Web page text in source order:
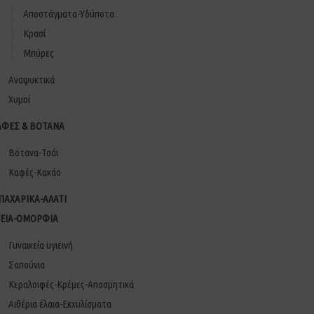
Αποστάγματα-Υδύποτα
Κρασί
Μπύρες
Αναψυκτικά
Χυμοί
& ΒΟΤΑΝΑ
Βότανα-Τσάι
Καφές-Κακάο
ΑΛΑΤΙ
ΟΜΟΡΦΙΑ
Γυναικεία υγιεινή
Σαπούνια
Κεραλοιφές-Κρέμες-Αποσμητικά
Αιθέρια έλαια-Εκχυλίσματα